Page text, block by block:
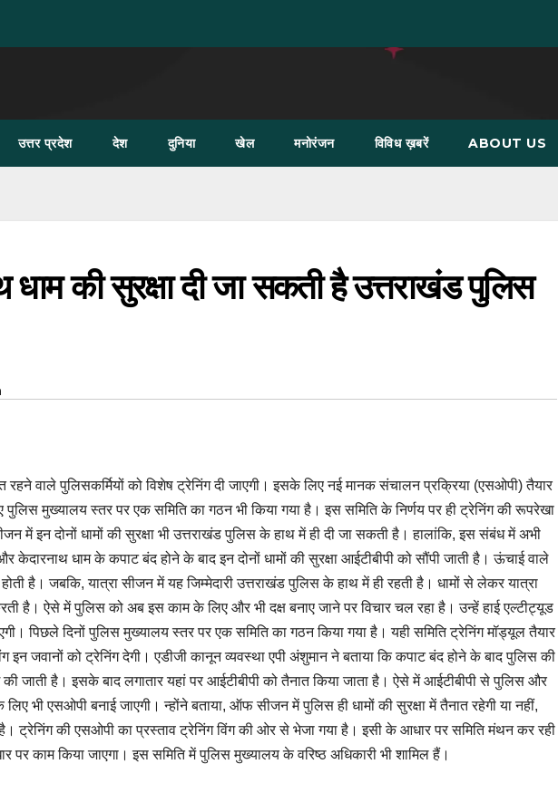
उत्तर प्रदेश देश दुनिया खेल मनोरंजन विविध ख़बरें ABOUT US
की सुरक्षा दी जा सकती है उत्तराखंड पुलिस
रहने वाले पुलिसकर्मियों को विशेष ट्रेनिंग दी जाएगी। इसके लिए नई मानक संचालन प्रक्रिया (एसओपी) तैयार
मुख्यालय स्तर पर एक समिति का गठन भी किया गया है। इस समिति के निर्णय पर ही ट्रेनिंग की रूपरेखा
में इन दोनों धामों की सुरक्षा भी उत्तराखंड पुलिस के हाथ में ही दी जा सकती है। हालांकि, इस संबंध में अभी
केदारनाथ धाम के कपाट बंद होने के बाद इन दोनों धामों की सुरक्षा आईटीबीपी को सौंपी जाती है। ऊंचाई वाले
होती है। जबकि, यात्रा सीजन में यह जिम्मेदारी उत्तराखंड पुलिस के हाथ में ही रहती है। धामों से लेकर यात्रा
है। ऐसे में पुलिस को अब इस काम के लिए और भी दक्ष बनाए जाने पर विचार चल रहा है। उन्हें हाई एल्टीट्यूड
पिछले दिनों पुलिस मुख्यालय स्तर पर एक समिति का गठन किया गया है। यही समिति ट्रेनिंग मॉड्यूल तैयार
जवानों को ट्रेनिंग देगी। एडीजी कानून व्यवस्था एपी अंशुमान ने बताया कि कपाट बंद होने के बाद पुलिस की
जाती है। इसके बाद लगातार यहां पर आईटीबीपी को तैनात किया जाता है। ऐसे में आईटीबीपी से पुलिस और
भी एसओपी बनाई जाएगी। न्होंने बताया, ऑफ सीजन में पुलिस ही धामों की सुरक्षा में तैनात रहेगी या नहीं,
ट्रेनिंग की एसओपी का प्रस्ताव ट्रेनिंग विंग की ओर से भेजा गया है। इसी के आधार पर समिति मंथन कर रही
पर काम किया जाएगा। इस समिति में पुलिस मुख्यालय के वरिष्ठ अधिकारी भी शामिल हैं।